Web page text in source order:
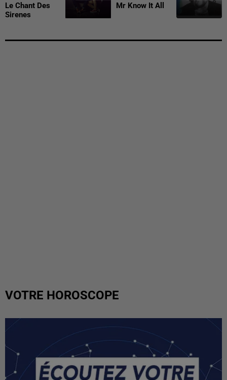
Le Chant Des
Sirenes
Mr Know It All
VOTRE HOROSCOPE